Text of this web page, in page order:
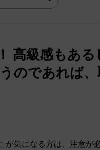
高級感もある
のであれば、
が気になる方は、注意が